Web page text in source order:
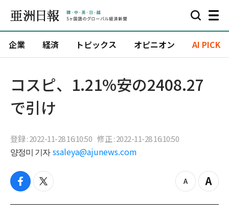
企業 経済 トピックス オピニオン AI PICK
コスピ、1.21%安の2408.27
で引け
登録 : 2022-11-28 16:10:50 修正 : 2022-11-28 16:10:50
양정미 기자 ssaleya@ajunews.com
f
c
t
i
z
o
Z
o